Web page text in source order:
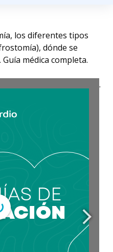
los diferentes tipos
dónde se
médica completa.
PDF
.